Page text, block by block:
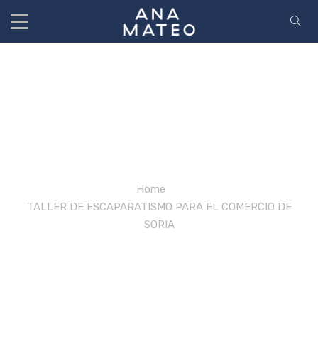
Home
TALLER DE ESCAPARATISMO PARA EL COMERCIO DE
SORIA